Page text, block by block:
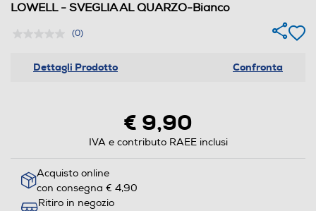
LOWELL - SVEGLIA AL QUARZO-Bianco
(0)
Dettagli Prodotto Confronta
€ 9,90
IVA e contributo RAEE inclusi
Acquisto online
con consegna € 4,90
Ritiro in negozio